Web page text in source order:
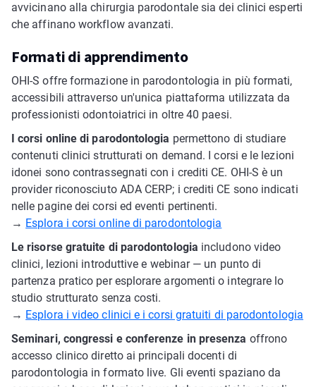
avvicinano alla chirurgia parodontale sia dei clinici esperti
che affinano workflow avanzati.
Formati di apprendimento
OHI-S offre formazione in parodontologia in più formati,
accessibili attraverso un'unica piattaforma utilizzata da
professionisti odontoiatrici in oltre 40 paesi.
I corsi online di parodontologia permettono di studiare
contenuti clinici strutturati on demand. I corsi e le lezioni
idonei sono contrassegnati con i crediti CE. OHI-S è un
provider riconosciuto ADA CERP; i crediti CE sono indicati
nelle pagine dei corsi ed eventi pertinenti.
→ Esplora i corsi online di parodontologia
Le risorse gratuite di parodontologia includono video
clinici, lezioni introduttive e webinar — un punto di
partenza pratico per esplorare argomenti o integrare lo
studio strutturato senza costi.
→ Esplora i video clinici e i corsi gratuiti di parodontologia
Seminari, congressi e conferenze in presenza offrono
accesso clinico diretto ai principali docenti di
parodontologia in formato live. Gli eventi spaziano da